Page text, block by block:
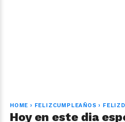
HOME › FELIZCUMPLEAÑOS ›
Hoy en este dia